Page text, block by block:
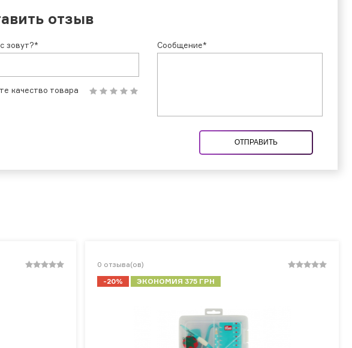
отзыв
Сообщение*
зовут?*
качество товара
ОТПРАВИТЬ
0 отзыва(ов)
-20%
ЭКОНОМИЯ 375 ГРН